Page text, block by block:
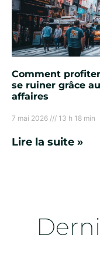
Comment profiter
se ruiner grâce
affaires
7 mai 2026 13 h 18 min
Lire la suite »